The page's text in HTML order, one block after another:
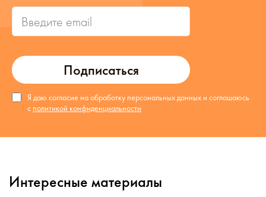
Подписаться
Я даю согласие на обработку персональных данных и соглашаюсь
с политикой конфиденциальности
Интересные материалы